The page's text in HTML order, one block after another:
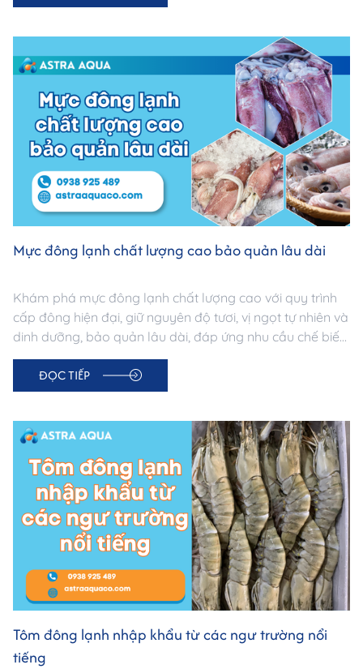
Mực đông lạnh chất lượng cao bảo quản lâu dài
Khám phá mực đông lạnh chất lượng cao với quy trình
cấp đông hiện đại, giữ nguyên độ tươi, vị ngọt tự nhiên và
dinh dưỡng, bảo quản lâu dài, đáp ứng nhu cầu chế biến
đa dạng cho mọi bữa ăn.
ĐỌC TIẾP
Tôm đông lạnh nhập khẩu từ các ngư trường nổi
tiếng